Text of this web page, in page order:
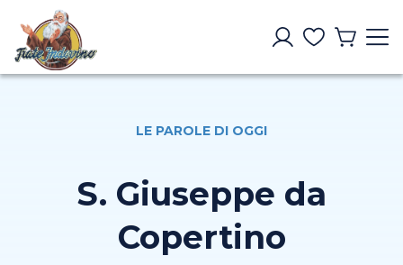
LE PAROLE DI OGGI
S. Giuseppe da
Copertino